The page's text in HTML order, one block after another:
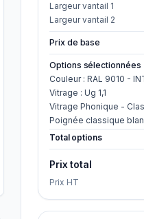
Largeur vantail 1
Largeur vantail 2
Prix de base
Options sélectionnées
Couleur : RAL 9010 -
Vitrage : Ug 1,1
Vitrage Phonique -
Poignée classique
Total options
Prix total
Prix HT